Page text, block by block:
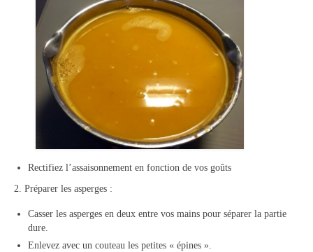
Rectifiez l’assaisonnement en fonction de vos goûts
2. Préparer les asperges :
Casser les asperges en deux entre vos mains pour séparer la partie
dure.
Enlevez avec un couteau les petites « épines ».